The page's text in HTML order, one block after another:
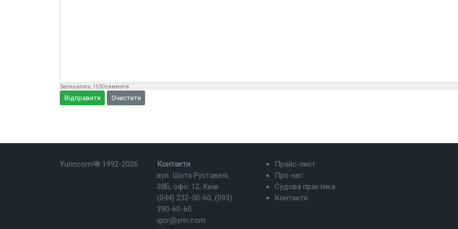
Залишилось: 1500символів
Відправити Очистити
Yurincom!® 1992-2026
Контакти
вул. Шота Руставелі,
38Б, офіс 12, Київ
(044) 232-50-60, (093)
390-60-60
igor@yrin.com
Прайс-лист
Про нас
Судова практика
Контакти